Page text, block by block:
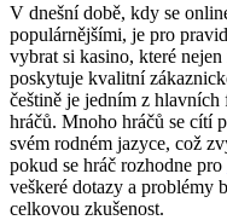
V dnešní době, kdy se
populárnějšími, je pro
vybrat si kasino, které
poskytuje kvalitní
češtině je jedním z
hráčů. Mnoho hráčů se cítí
svém rodném jazyce, což
pokud se hráč rozhodne pro
veškeré dotazy a problémy
celkovou zkušenost.